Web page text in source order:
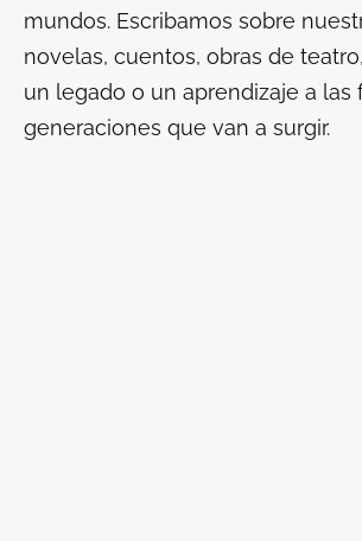
mundos. Escribamos sobre
novelas, cuentos, obras de
un legado o un aprendizaje a las
generaciones que van a surgir.